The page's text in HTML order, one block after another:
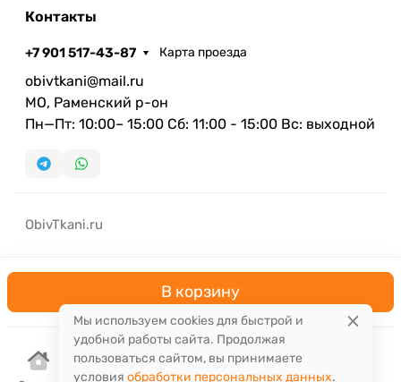
В корзину
Контакты
+7 901 517-43-87 Карта проезда
obivtkani@mail.ru
МО, Раменский р-он
Пн—Пт: 10:00– 15:00 Сб: 11:00 - 15:00 Вс: выходной
ObivTkani.ru
Мы используем cookies для быстрой и
удобной работы сайта. Продолжая
пользоваться сайтом, вы принимаете
условия обработки персональных данных.